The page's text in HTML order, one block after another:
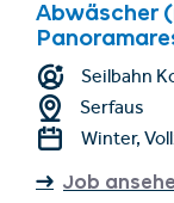
Abwäscher
Seilbahn
Serfaus
Winter,
Job